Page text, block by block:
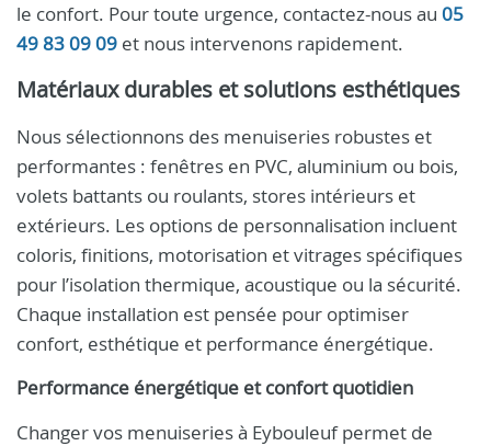
le confort. Pour toute urgence, contactez-nous au 05
49 83 09 09 et nous intervenons rapidement.
Matériaux durables et solutions esthétiques
Nous sélectionnons des menuiseries robustes et
performantes : fenêtres en PVC, aluminium ou bois,
volets battants ou roulants, stores intérieurs et
extérieurs. Les options de personnalisation incluent
coloris, finitions, motorisation et vitrages spécifiques
pour l’isolation thermique, acoustique ou la sécurité.
Chaque installation est pensée pour optimiser
confort, esthétique et performance énergétique.
Performance énergétique et confort quotidien
Changer vos menuiseries à Eybouleuf permet de